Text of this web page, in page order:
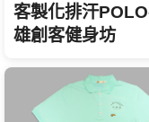
客製化排汗
雄創客健身坊